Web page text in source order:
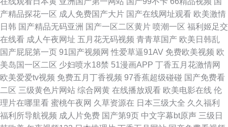
产精品探花一区 成人免费国产大片 国产在线网址观看 欧美激情
日韩 国产精品无码亚洲 国产一区二区黄片 喷潮一区 福利姬足交
在线看 成人午夜网址 五月花无码视频 青青草国产 欧美日韩乱
国产屁屁第一页 91国产视频网 性爱草逼91AV 免费欧美视频 欧
美岛国一区二区 少妇喷水18禁 51漫画APP 丁香五月花激情网
欧美爱爱tv视频 免费五月丁香视频 97香蕉超级碰碰 国产免费看
二区 三级黄色片网站 综合网黄 在线播放观看 欧美电影在线 伦
理片在哪里看 蜜桃午夜网 久草资源在 日本三级大全 久久福利
福利所导航视频 成人片免费 国产第9页 中文字幕bt原声 三级日